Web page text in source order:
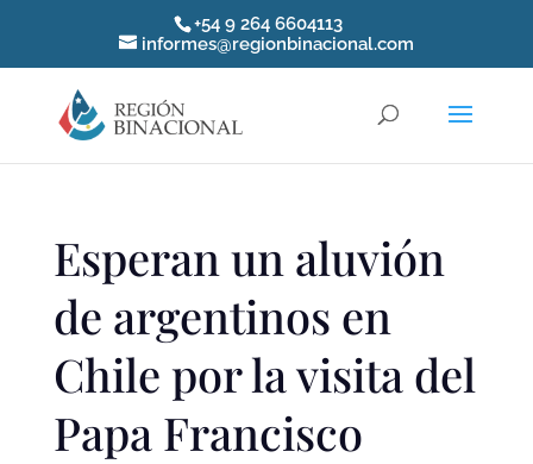
+54 9 264 6604113
informes@regionbinacional.com
Esperan un aluvión
de argentinos en
Chile por la visita del
Papa Francisco